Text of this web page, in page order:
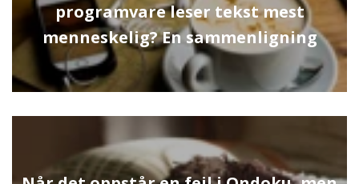
programvare leser tekst mest
menneskelig? En sammenligning